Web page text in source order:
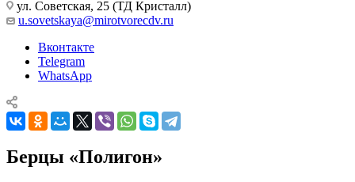
ул. Советская, 25 (ТД Кристалл)
u.sovetskaya@mirotvorecdv.ru
Вконтакте
Telegram
WhatsApp
Берцы «Полигон»